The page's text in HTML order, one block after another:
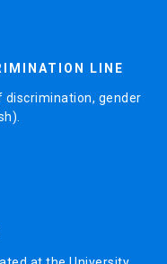
LINE
discrimination, gender